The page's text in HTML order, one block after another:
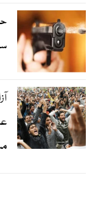
سمیت